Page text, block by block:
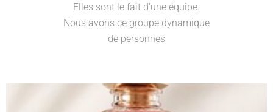
Elles sont le fait d'une équipe.
Nous avons ce groupe dynamique
de personnes